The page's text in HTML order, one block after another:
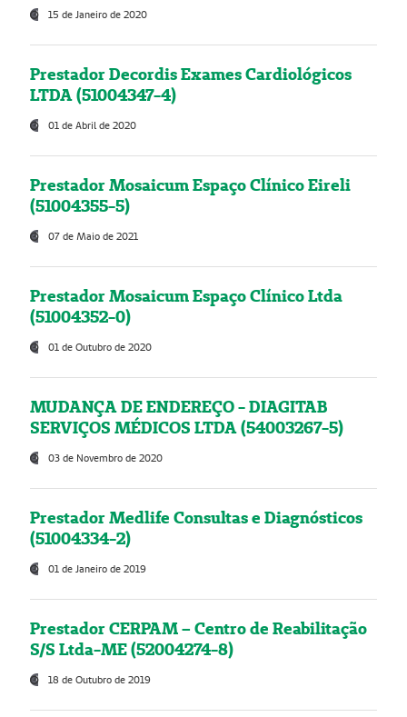
15 de Janeiro de 2020
Prestador Decordis Exames Cardiológicos
LTDA (51004347-4)
01 de Abril de 2020
Prestador Mosaicum Espaço Clínico Eireli
(51004355-5)
07 de Maio de 2021
Prestador Mosaicum Espaço Clínico Ltda
(51004352-0)
01 de Outubro de 2020
MUDANÇA DE ENDEREÇO - DIAGITAB
SERVIÇOS MÉDICOS LTDA (54003267-5)
03 de Novembro de 2020
Prestador Medlife Consultas e Diagnósticos
(51004334-2)
01 de Janeiro de 2019
Prestador CERPAM – Centro de Reabilitação
S/S Ltda-ME (52004274-8)
18 de Outubro de 2019